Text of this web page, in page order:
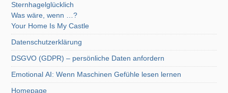
Sternhagelglücklich
Was wäre, wenn …?
Your Home Is My Castle
Datenschutzerklärung
DSGVO (GDPR) – persönliche Daten anfordern
Emotional AI: Wenn Maschinen Gefühle lesen lernen
Homepage